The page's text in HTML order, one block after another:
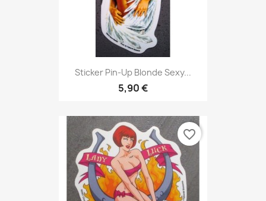
Sticker Pin-Up Blonde Sexy...
5,90 €
favorite_border